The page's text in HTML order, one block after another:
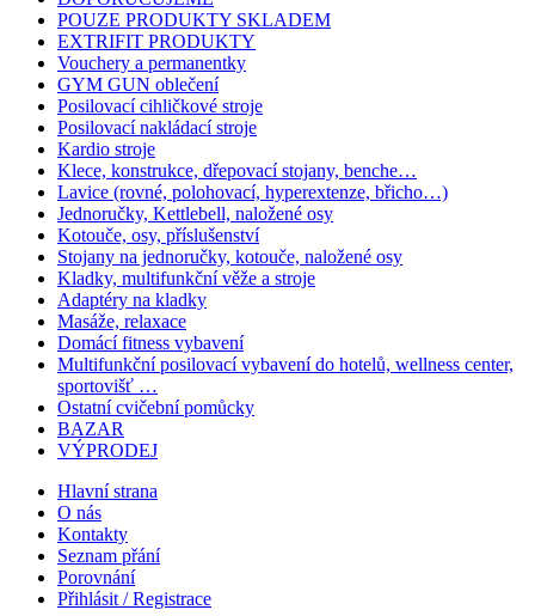
POUZE PRODUKTY SKLADEM
EXTRIFIT PRODUKTY
Vouchery a permanentky
GYM GUN oblečení
Posilovací cihličkové stroje
Posilovací nakládací stroje
Kardio stroje
Klece, konstrukce, dřepovací stojany, benche…
Lavice (rovné, polohovací, hyperextenze, břicho…)
Jednoručky, Kettlebell, naložené osy
Kotouče, osy, příslušenství
Stojany na jednoručky, kotouče, naložené osy
Kladky, multifunkční věže a stroje
Adaptéry na kladky
Masáže, relaxace
Domácí fitness vybavení
Multifunkční posilovací vybavení do hotelů, wellness center,
sportovišť …
Ostatní cvičební pomůcky
BAZAR
VÝPRODEJ
Hlavní strana
O nás
Kontakty
Seznam přání
Porovnání
Přihlásit / Registrace